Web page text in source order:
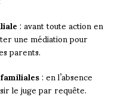
: avant toute action en
une médiation pour
parents.
: en l’absence
le juge par requête.